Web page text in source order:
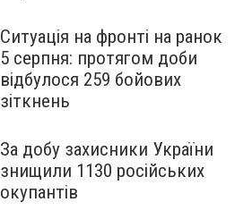
Ситуація на фронті на ранок
5 серпня: протягом доби
відбулося 259 бойових
зіткнень
За добу захисники України
знищили 1130 російських
окупантів